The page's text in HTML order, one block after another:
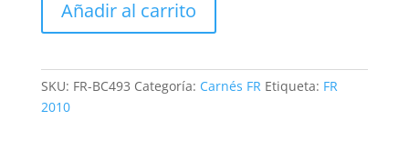
Francia
Mejores
Deseos
Añadir al carrito
SKU: FR-BC493 Categoría: Carnés FR Etiqueta: FR
2010